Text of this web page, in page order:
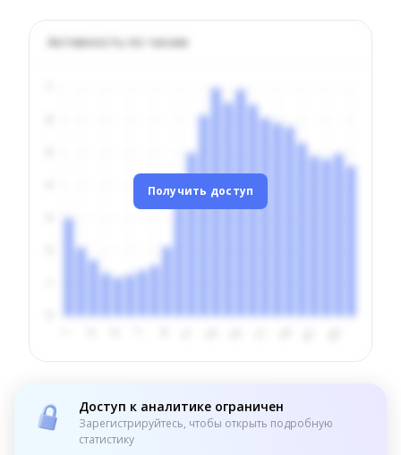
Активность по часам
Получить доступ
Доступ к аналитике ограничен
Зарегистрируйтесь, чтобы открыть подробную
статистику